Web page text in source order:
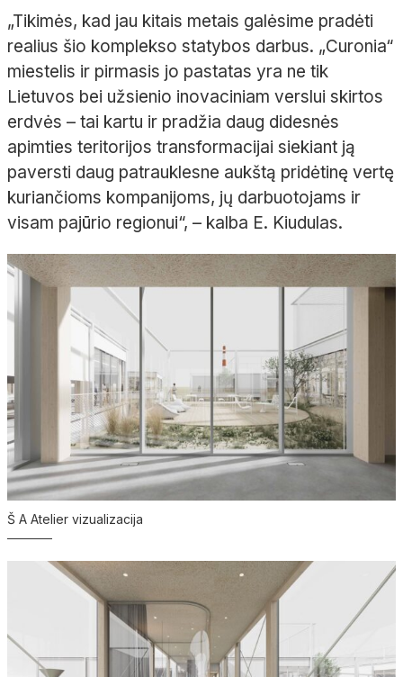
„Tikimės, kad jau kitais metais galėsime pradėti
realius šio komplekso statybos darbus. „Curonia“
miestelis ir pirmasis jo pastatas yra ne tik
Lietuvos bei užsienio inovaciniam verslui skirtos
erdvės – tai kartu ir pradžia daug didesnės
apimties teritorijos transformacijai siekiant ją
paversti daug patrauklesne aukštą pridėtinę vertę
kuriančioms kompanijoms, jų darbuotojams ir
visam pajūrio regionui“, – kalba E. Kiudulas.
Š A Atelier vizualizacija